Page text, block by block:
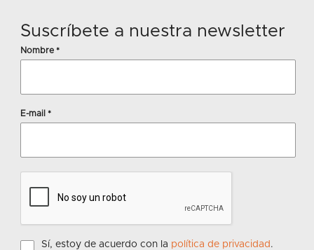
Suscríbete a nuestra newsletter
Nombre *
E-mail *
Sí, estoy de acuerdo con la política de privacidad .